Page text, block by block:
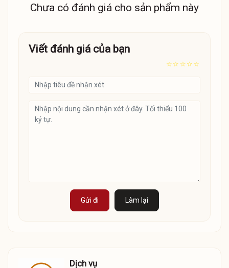
Chưa có đánh giá cho sản phẩm này
Viết đánh giá của bạn
☆
☆
☆
☆
☆
Gửi đi Làm lại
Giao Hàng